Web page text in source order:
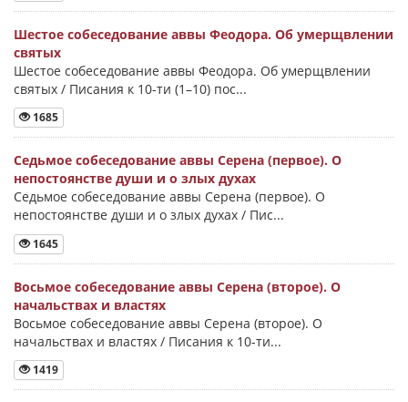
Шестое собеседование аввы Феодора. Об умерщвлении
святых
Шестое собеседование аввы Феодора. Об умерщвлении
святых / Писания к 10-ти (1–10) пос...
1685
Седьмое собеседование аввы Серена (первое). О
непостоянстве души и о злых духах
Седьмое собеседование аввы Серена (первое). О
непостоянстве души и о злых духах / Пис...
1645
Восьмое собеседование аввы Серена (второе). О
начальствах и властях
Восьмое собеседование аввы Серена (второе). О
начальствах и властях / Писания к 10-ти...
1419